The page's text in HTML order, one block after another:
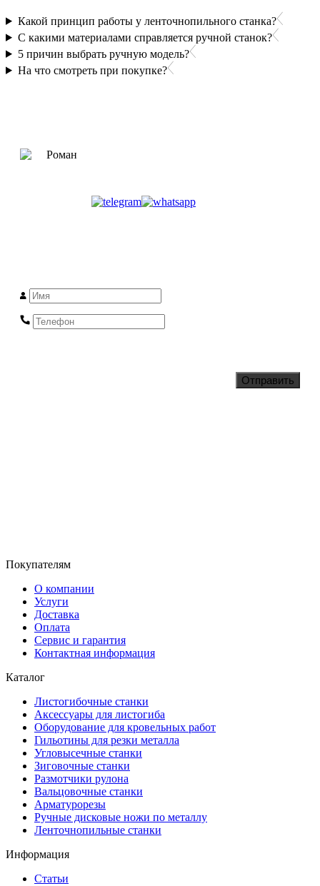
Какой принцип работы у ленточнопильного станка?
С какими материалами справляется ручной станок?
5 причин выбрать ручную модель?
На что смотреть при покупке?
Отправить
Покупателям
О компании
Услуги
Доставка
Оплата
Сервис и гарантия
Контактная информация
Каталог
Листогибочные станки
Аксессуары для листогиба
Оборудование для кровельных работ
Гильотины для резки металла
Угловысечные станки
Зиговочные станки
Размотчики рулона
Вальцовочные станки
Арматурорезы
Ручные дисковые ножи по металлу
Ленточнопильные станки
Информация
Статьи